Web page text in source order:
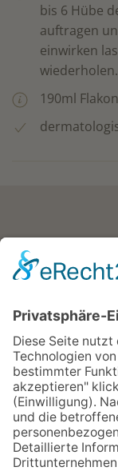
bis 6 Hübe
auftragen
einwirken
wiederholen.
190ml Flakon
Apotheken